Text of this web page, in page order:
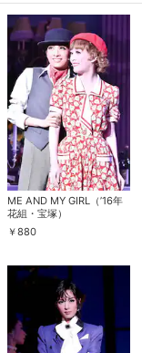
ME AND MY GIRL（’16年
花組・宝塚）
￥880